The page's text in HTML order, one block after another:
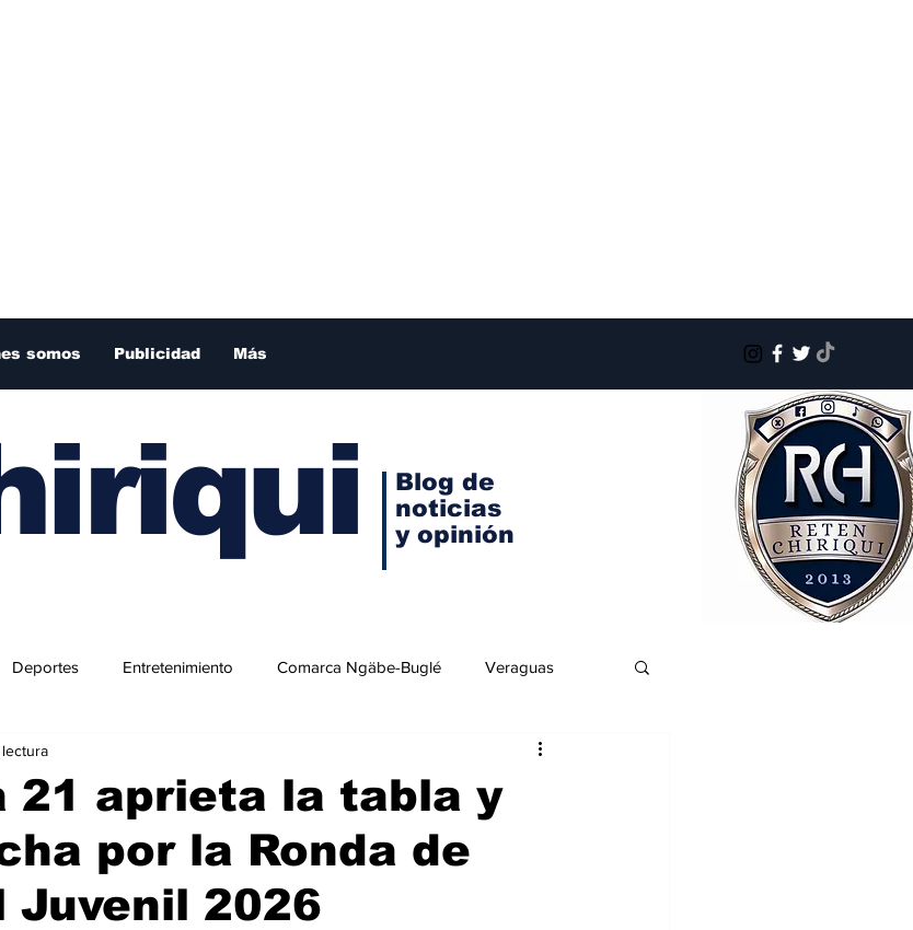
somos Publicidad Más
Blog de
noticias
y opinión
Deportes Entretenimiento Comarca Ngäbe-Buglé Veraguas
21 aprieta la tabla y
por la Ronda de
Juvenil 2026